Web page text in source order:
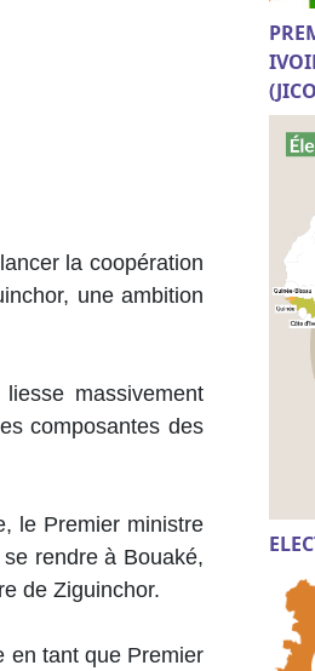
la coopération
une ambition
massivement
composantes des
le Premier ministre
rendre à Bouaké,
de Ziguinchor.
en tant que Premier